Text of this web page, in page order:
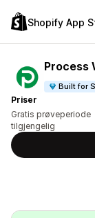
Shopify App
Process
Built for
Priser
Gratis prøveperiode
tilgjengelig